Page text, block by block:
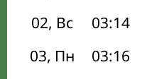
02, Вс
03:14
03, Пн
03:16